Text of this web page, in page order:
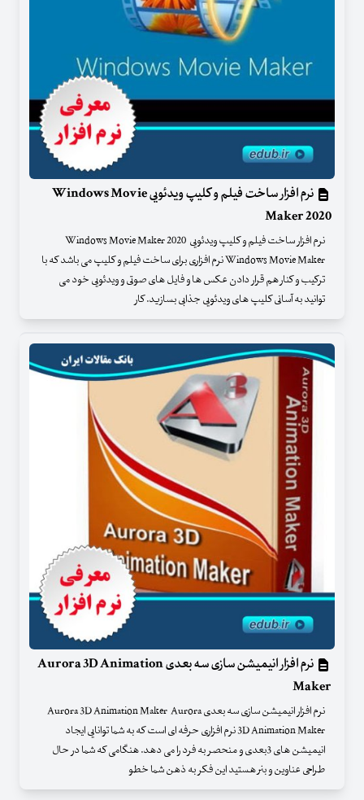
نرم افزار ساخت فیلم و کلیپ ویدئویی Windows Movie
Maker 2020
نرم افزار ساخت فیلم و کلیپ ویدئویی Windows Movie Maker 2020
Windows Movie Maker نرم افزاری برای ساخت فیلم و کلیپ می باشد که با
ترکیب و کنار هم قرار دادن عکس ها و فایل های صوتی و ویدئویی خود می
توانید به آسانی کلیپ های ویدئویی جذابی بسازید. کار
نرم افزار انیمیشن سازی سه بعدی Aurora 3D Animation
Maker
نرم افزار انیمیشن سازی سه بعدی Aurora 3D Animation Maker Aurora
3D Animation Maker نرم افزاری حرفه ای است که به شما توانایی ایجاد
انیمیشن های 3بعدی و منحصر به فرد را می دهد. هنگامی که شما در حال
طراحی عناوین و بنر هستید این فکر به ذهن شما خطو